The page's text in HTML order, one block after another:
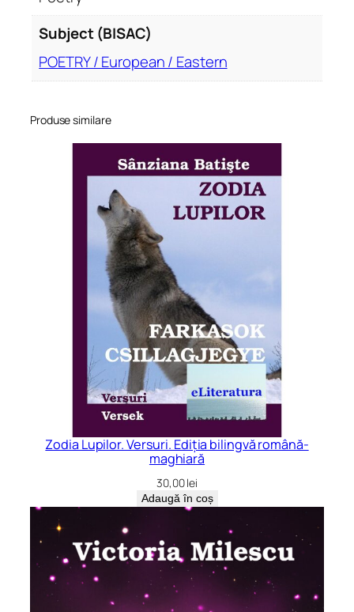
Subject (BISAC)
POETRY / European / Eastern
Produse similare
Zodia Lupilor. Versuri. Ediția bilingvă română-
maghiară
30,00lei
Adaugă în coș